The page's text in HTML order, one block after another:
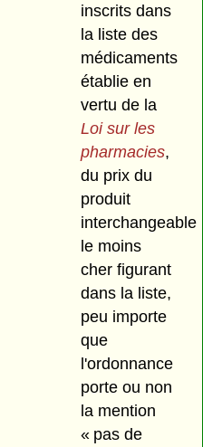
inscrits dans
la liste des
médicaments
établie en
vertu de la
Loi sur les
pharmacies,
du prix du
produit
interchangeable
le moins
cher figurant
dans la liste,
peu importe
que
l'ordonnance
porte ou non
la mention
« pas de